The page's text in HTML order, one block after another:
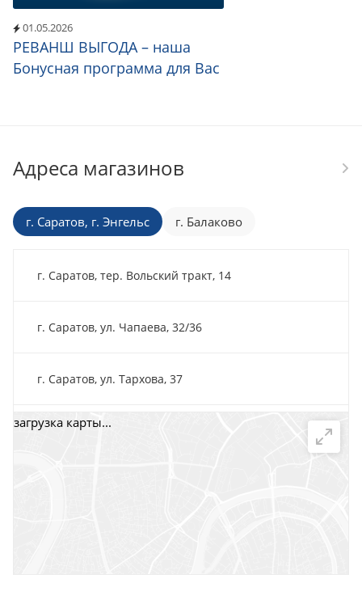
01.05.2026
РЕВАНШ ВЫГОДА – наша
Бонусная программа для Вас
Адреса магазинов
г. Саратов, г. Энгельс г. Балаково
г. Саратов, тер. Вольский тракт, 14
г. Саратов, ул. Чапаева, 32/36
г. Саратов, ул. Тархова, 37
г. Саратов, пр-т. 50 лет Октября, 118Д, помещ. 15
загрузка карты...